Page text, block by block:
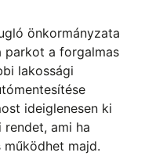
önkormányzata
parkot a forgalmas
lakossági
ideiglenesen ki
ami ha
majd.